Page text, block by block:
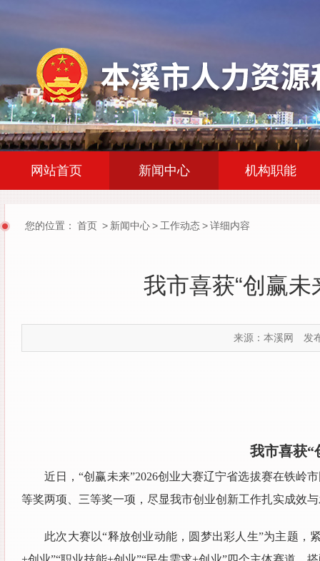
网站首页 新闻中心 机构职能
您的位置： 首页 > 新闻中心> 工作动态>详细内容
我市喜获“创赢
来源：本溪网 发
我市喜获“
近日，“创赢未来”2026创业大赛辽宁省选拔赛在铁岭
等奖两项、三等奖一项，尽显我市创业创新工作扎实成效
此次大赛以“释放创业动能，圆梦出彩人生”为主题，